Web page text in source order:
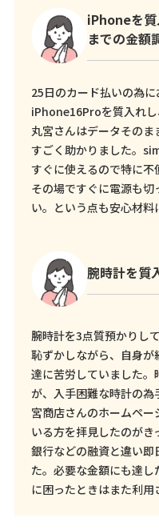
iPhoneを質
までの金額
25日のカード払いの為
iPhone16Proを質入れし
丸宮さんはデータその
すごく助かりました。
すぐに使えるので特に不
その場ですぐに電源も
い。という点も安心材料
腕時計を質
腕時計を3点質預かりし
恥ずかしながら、自身
達に苦労していました
が、入手困難な時計の
宮商店さんのホームペ
いる方を拝見したのがき
銀行などの融資と違い
た。必要な金額にも達
に困ったときはまた利用